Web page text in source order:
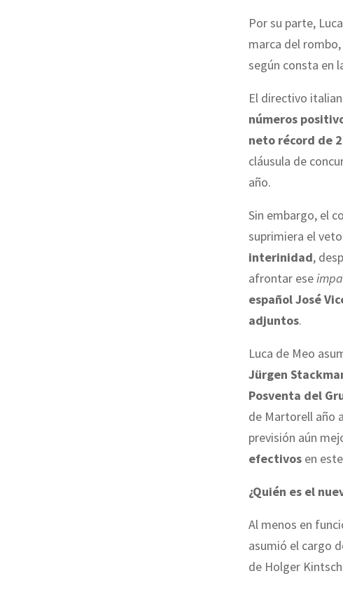
Por su parte,
marca del rombo,
según consta en
El directivo
números
neto récord de
cláusula de
año.
Sin embargo, el
suprimiera el
interinidad,
afrontar ese
español José
adjuntos.
Luca de Meo
Jürgen
Posventa del
de Martorell año
previsión aún
efectivos en
¿Quién es el
Al menos en
asumió el cargo
de Holger